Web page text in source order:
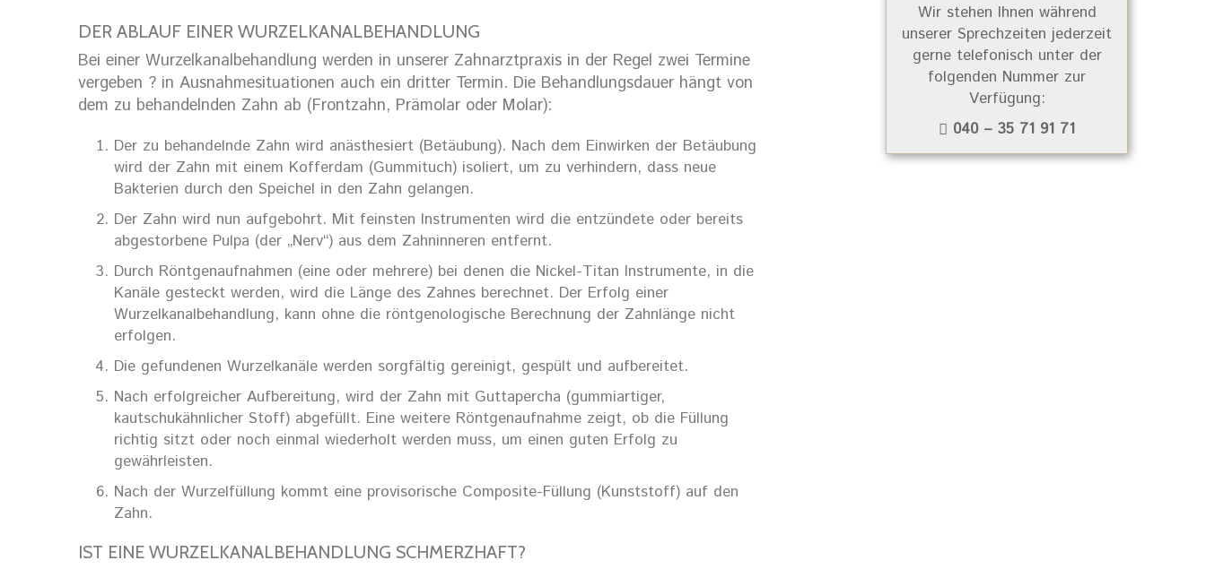
DER ABLAUF EINER WURZELKANALBEHANDLUNG
Bei einer Wurzelkanalbehandlung werden in unserer Zahnarztpraxis in der Regel zwei Termine
vergeben ? in Ausnahmesituationen auch ein dritter Termin. Die Behandlungsdauer hängt von
dem zu behandelnden Zahn ab (Frontzahn, Prämolar oder Molar):
Der zu behandelnde Zahn wird anästhesiert (Betäubung). Nach dem Einwirken der Betäubung
wird der Zahn mit einem Kofferdam (Gummituch) isoliert, um zu verhindern, dass neue
Bakterien durch den Speichel in den Zahn gelangen.
Der Zahn wird nun aufgebohrt. Mit feinsten Instrumenten wird die entzündete oder bereits
abgestorbene Pulpa (der „Nerv“) aus dem Zahninneren entfernt.
Durch Röntgenaufnahmen (eine oder mehrere) bei denen die Nickel-Titan Instrumente, in die
Kanäle gesteckt werden, wird die Länge des Zahnes berechnet. Der Erfolg einer
Wurzelkanalbehandlung, kann ohne die röntgenologische Berechnung der Zahnlänge nicht
erfolgen.
Die gefundenen Wurzelkanäle werden sorgfältig gereinigt, gespült und aufbereitet.
Nach erfolgreicher Aufbereitung, wird der Zahn mit Guttapercha (gummiartiger,
kautschukähnlicher Stoff) abgefüllt. Eine weitere Röntgenaufnahme zeigt, ob die Füllung
richtig sitzt oder noch einmal wiederholt werden muss, um einen guten Erfolg zu
gewährleisten.
Nach der Wurzelfüllung kommt eine provisorische Composite-Füllung (Kunststoff) auf den
Zahn.
IST EINE WURZELKANALBEHANDLUNG SCHMERZHAFT?
Wir stehen Ihnen während
unserer Sprechzeiten jederzeit
gerne telefonisch unter der
folgenden Nummer zur
Verfügung:
040 – 35 71 91 71